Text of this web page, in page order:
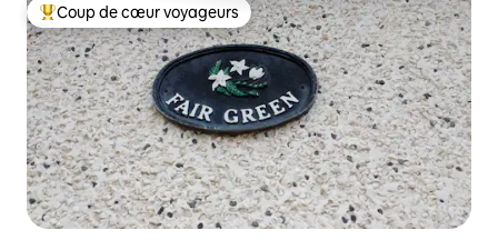
Coups de cœur voyageurs les plus appréciés
Coup de cœur voyageurs